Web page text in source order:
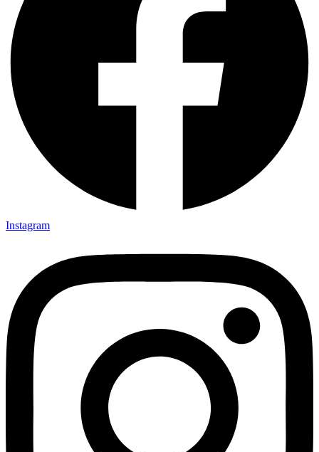
Instagram